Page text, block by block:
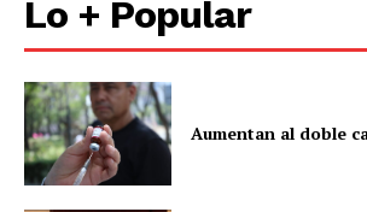
Lo + Popular
Aumentan al doble